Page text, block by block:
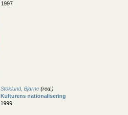
1997
Stoklund, Bjarne (red.)
Kulturens nationalisering
1999